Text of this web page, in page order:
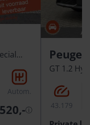
Autom.
ⓘ
GT 1.2
43.179